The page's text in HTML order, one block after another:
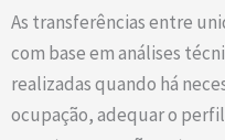
As transferências entre
com base em análises
realizadas quando há
ocupação, adequar o